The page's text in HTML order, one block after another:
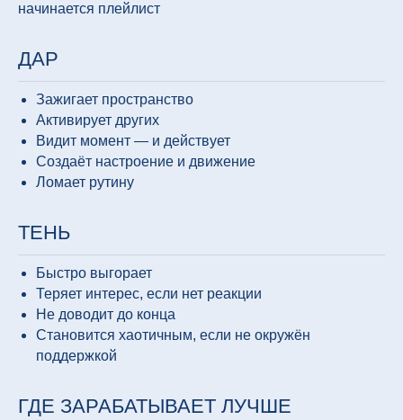
начинается плейлист
ДАР
Зажигает пространство
Активирует других
Видит момент — и действует
Создаёт настроение и движение
Ломает рутину
ТЕНЬ
Быстро выгорает
Теряет интерес, если нет реакции
Не доводит до конца
Становится хаотичным, если не окружён
поддержкой
ГДЕ ЗАРАБАТЫВАЕТ ЛУЧШЕ